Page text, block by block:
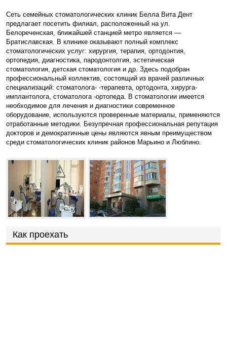
Сеть семейных стоматологических клиник Белла Вита Дент
предлагает посетить филиал, расположенный на ул.
Белореченская, ближайшей станцией метро является —
Братиславская. В клинике оказывают полный комплекс
стоматологических услуг: хирургия, терапия, ортодонтия,
ортопедия, диагностика, пародонтолгия, эстетическая
стоматология, детская стоматология и др. Здесь подобран
профессиональный коллектив, состоящий из врачей различных
специализаций: стоматолога- -терапевта, ортодонта, хирурга-
имплантолога, стоматолога -ортопеда. В стоматологии имеется
необходимое для лечения и диагностики современное
оборудование, используются проверенные материалы, применяются
отработанные методики. Безупречная профессиональная репутация
докторов и демократичные цены являются явным преимуществом
среди стоматологических клиник районов Марьино и Люблино.
Как проехать